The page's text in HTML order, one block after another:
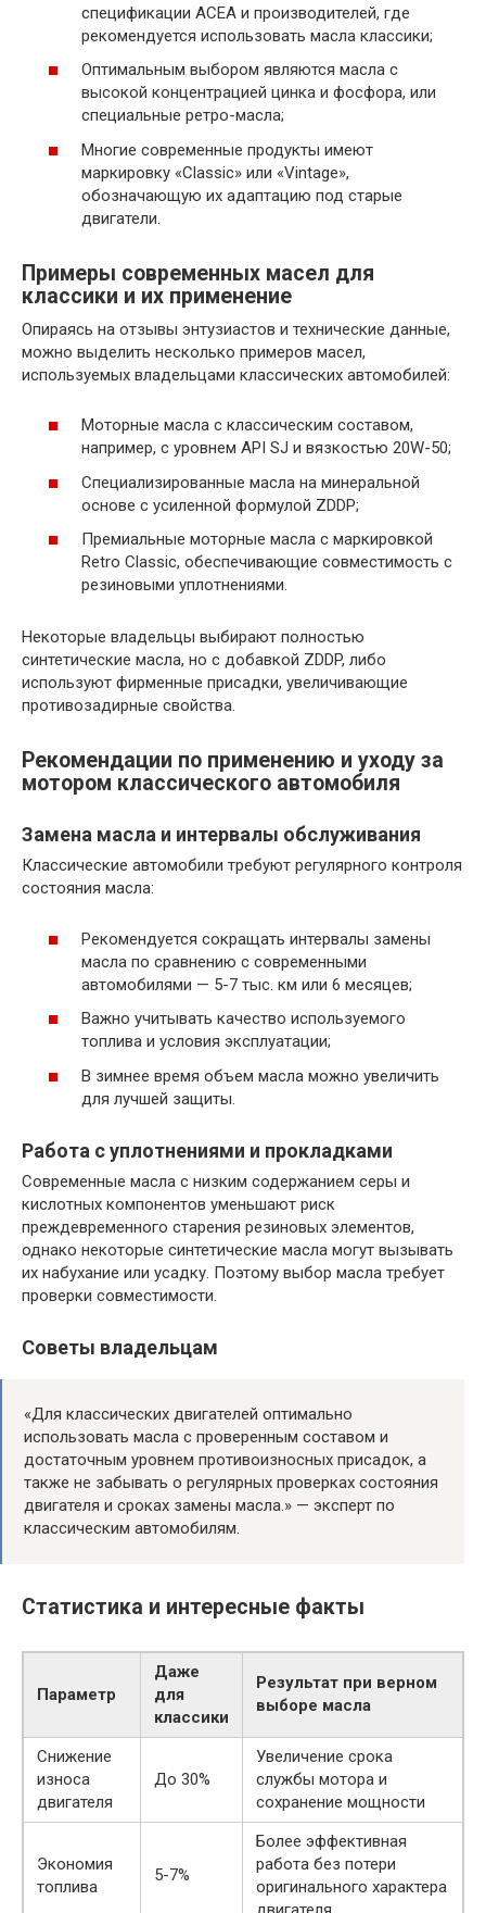
спецификации ACEA и производителей, где
рекомендуется использовать масла классики;
Оптимальным выбором являются масла с
высокой концентрацией цинка и фосфора, или
специальные ретро-масла;
Многие современные продукты имеют
маркировку «Classic» или «Vintage»,
обозначающую их адаптацию под старые
двигатели.
Примеры современных масел для
классики и их применение
Опираясь на отзывы энтузиастов и технические данные,
можно выделить несколько примеров масел,
используемых владельцами классических автомобилей:
Моторные масла с классическим составом,
например, с уровнем API SJ и вязкостью 20W-50;
Специализированные масла на минеральной
основе с усиленной формулой ZDDP;
Премиальные моторные масла с маркировкой
Retro Classic, обеспечивающие совместимость с
резиновыми уплотнениями.
Некоторые владельцы выбирают полностью
синтетические масла, но с добавкой ZDDP, либо
используют фирменные присадки, увеличивающие
противозадирные свойства.
Рекомендации по применению и уходу за
мотором классического автомобиля
Замена масла и интервалы обслуживания
Классические автомобили требуют регулярного контроля
состояния масла:
Рекомендуется сокращать интервалы замены
масла по сравнению с современными
автомобилями — 5-7 тыс. км или 6 месяцев;
Важно учитывать качество используемого
топлива и условия эксплуатации;
В зимнее время объем масла можно увеличить
для лучшей защиты.
Работа с уплотнениями и прокладками
Современные масла с низким содержанием серы и
кислотных компонентов уменьшают риск
преждевременного старения резиновых элементов,
однако некоторые синтетические масла могут вызывать
их набухание или усадку. Поэтому выбор масла требует
проверки совместимости.
Советы владельцам
«Для классических двигателей оптимально
использовать масла с проверенным составом и
достаточным уровнем противоизносных присадок, а
также не забывать о регулярных проверках состояния
двигателя и сроках замены масла.» — эксперт по
классическим автомобилям.
Статистика и интересные факты
Параметр
Даже
для
классики
Результат при верном
выборе масла
Снижение
износа
двигателя
До 30%
Увеличение срока
службы мотора и
сохранение мощности
Экономия
топлива
5-7%
Более эффективная
работа без потери
оригинального характера